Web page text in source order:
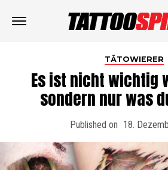
TÄTOWIERER
Es ist nicht wichtig
sondern nur was
Published on 18.